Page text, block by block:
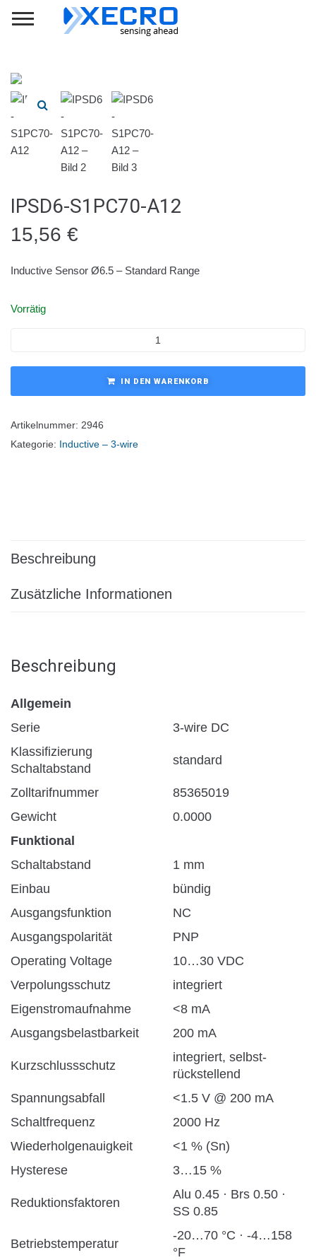
IPSD6-S1PC70-A12
15,56 €
Inductive Sensor Ø6.5 – Standard Range
Vorrätig
IN DEN WARENKORB
Artikelnummer: 2946
Kategorie: Inductive – 3-wire
Beschreibung
Zusätzliche Informationen
Beschreibung
Allgemein
Serie
3-wire DC
Klassifizierung
Schaltabstand
standard
Zolltarifnummer
85365019
Gewicht
0.0000
Funktional
Schaltabstand
1 mm
Einbau
bündig
Ausgangsfunktion
NC
Ausgangspolarität
PNP
Operating Voltage
10…30 VDC
Verpolungsschutz
integriert
Eigenstromaufnahme
<8 mA
Ausgangsbelastbarkeit
200 mA
Kurzschlussschutz
integriert, selbst-
rückstellend
Spannungsabfall
<1.5 V @ 200 mA
Schaltfrequenz
2000 Hz
Wiederholgenauigkeit
<1 % (Sn)
Hysterese
3…15 %
Reduktionsfaktoren
Alu 0.45 · Brs 0.50 ·
SS 0.85
Betriebstemperatur
-20…70 °C · -4…158
°F